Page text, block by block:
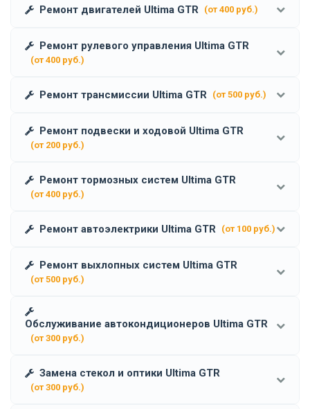
Ремонт двигателей Ultima GTR (от 400 руб.)
Ремонт рулевого управления Ultima GTR
(от 400 руб.)
Ремонт трансмиссии Ultima GTR (от 500 руб.)
Ремонт подвески и ходовой Ultima GTR
(от 200 руб.)
Ремонт тормозных систем Ultima GTR
(от 400 руб.)
Ремонт автоэлектрики Ultima GTR (от 100 руб.)
Ремонт выхлопных систем Ultima GTR
(от 500 руб.)
Обслуживание автокондиционеров Ultima GTR
(от 300 руб.)
Замена стекол и оптики Ultima GTR
(от 300 руб.)